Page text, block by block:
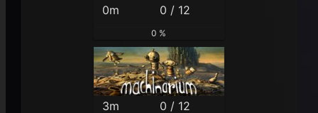
0m 0 / 12
0 %
3m 0 / 12